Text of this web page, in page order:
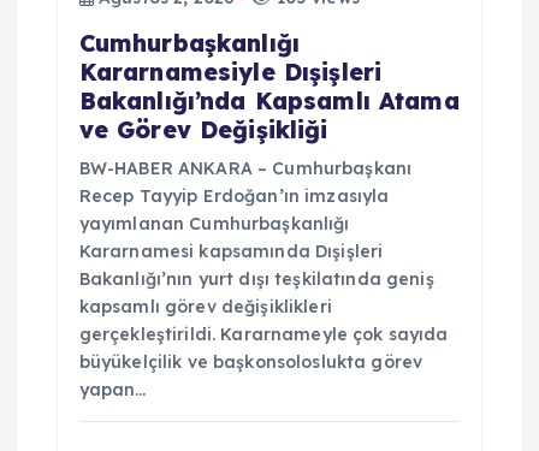
Cumhurbaşkanlığı
Kararnamesiyle Dışişleri
Bakanlığı’nda Kapsamlı Atama
ve Görev Değişikliği
BW-HABER ANKARA – Cumhurbaşkanı
Recep Tayyip Erdoğan’ın imzasıyla
yayımlanan Cumhurbaşkanlığı
Kararnamesi kapsamında Dışişleri
Bakanlığı’nın yurt dışı teşkilatında geniş
kapsamlı görev değişiklikleri
gerçekleştirildi. Kararnameyle çok sayıda
büyükelçilik ve başkonsoloslukta görev
yapan…